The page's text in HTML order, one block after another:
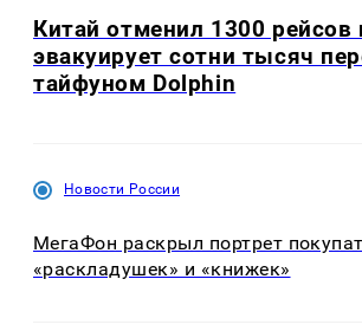
Китай отменил 1300 рейсов
эвакуирует сотни тысяч
тайфуном Dolphin
Новости России
МегаФон раскрыл портрет
«раскладушек» и «книжек»